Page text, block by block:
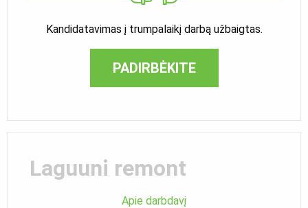
Kandidatavimas į trumpalaikį darbą užbaigtas.
PADIRBĖKITE
Laguuni remont
Apie darbdavį